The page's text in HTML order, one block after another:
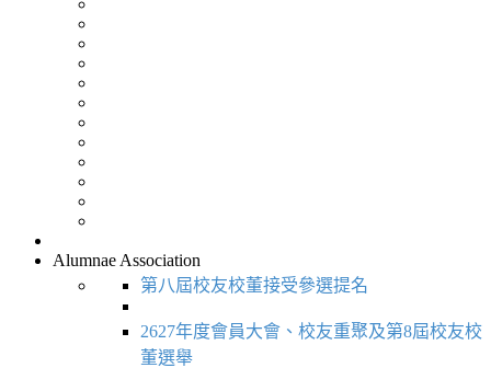
Alumnae Association
第八屆校友校董接受參選提名
2627年度會員大會、校友重聚及第8屆校友校
董選舉